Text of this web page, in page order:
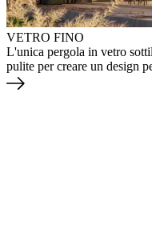
VETRO FINO
L'unica pergola in vetro
pulite per creare un design